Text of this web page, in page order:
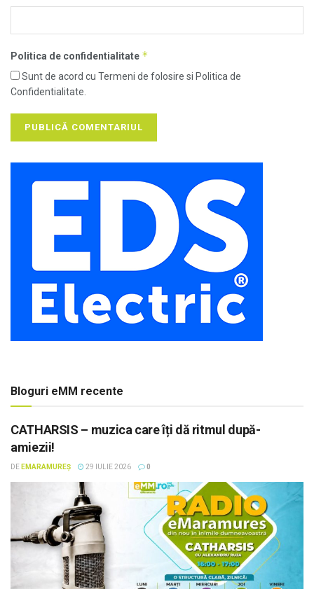
Politica de confidentialitate *
Sunt de acord cu Termeni de folosire si Politica de
Confidentialitate.
Bloguri eMM recente
CATHARSIS – muzica care îți dă ritmul după-
amiezii!
DE EMARAMUREȘ 29 IULIE 2026 0